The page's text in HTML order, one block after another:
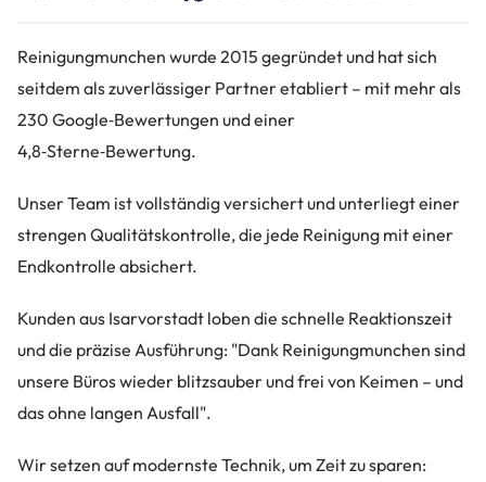
Reinigungmunchen wurde 2015 gegründet und hat sich
seitdem als zuverlässiger Partner etabliert – mit mehr als
230 Google‑Bewertungen und einer
4,8‑Sterne‑Bewertung.
Unser Team ist vollständig versichert und unterliegt einer
strengen Qualitätskontrolle, die jede Reinigung mit einer
Endkontrolle absichert.
Kunden aus Isarvorstadt loben die schnelle Reaktionszeit
und die präzise Ausführung: "Dank Reinigungmunchen sind
unsere Büros wieder blitzsauber und frei von Keimen – und
das ohne langen Ausfall".
Wir setzen auf modernste Technik, um Zeit zu sparen: